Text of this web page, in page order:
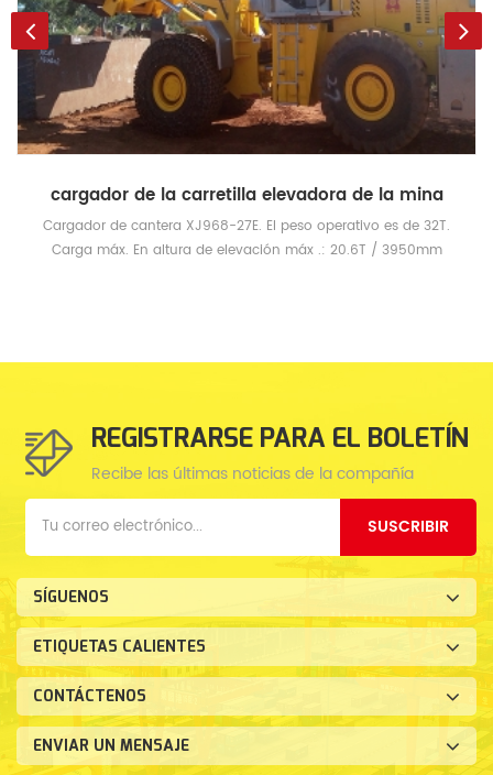
cargador de la carretilla elevadora de la mina
Cargador de cantera XJ968-27E. El peso operativo es de 32T.
Carga máx. En altura de elevación máx .: 20.6T / 3950mm
REGISTRARSE PARA EL BOLETÍN
Recibe las últimas noticias de la compañía
SUSCRIBIR
SÍGUENOS
ETIQUETAS CALIENTES
CONTÁCTENOS
ENVIAR UN MENSAJE